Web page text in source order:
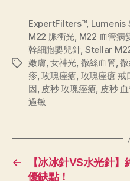
ExpertFilters™, Lumenis
M22 脈衝光, M22 血管病
幹細胞嬰兒針, Stellar
嫩膚, 女神光, 微絲血管,
疹,玫瑰痤瘡, 玫瑰痤瘡 戒
因, 皮秒 玫瑰痤瘡, 皮秒
過敏
←
【冰冰針VS水光針
優缺點！